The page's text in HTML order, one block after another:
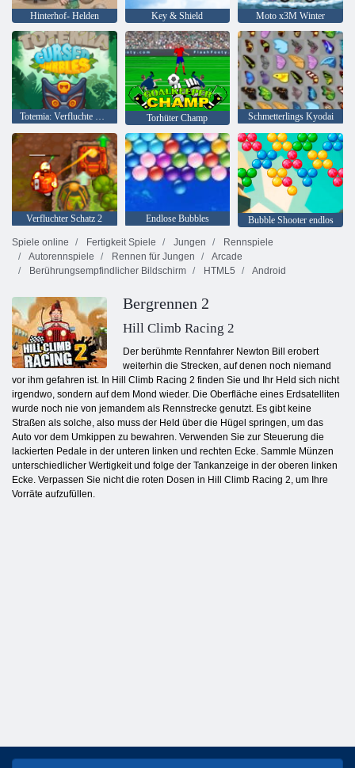
Hinterhof- Helden Key & Shield Moto x3M Winter
Totemia: Verfluchte Murmeln Torhüter Champ Schmetterlings Kyodai
Verfluchter Schatz 2 Endlose Bubbles
Bubble Shooter endlos
Spiele online
Fertigkeit Spiele Jungen
Rennspiele
Autorennspiele
Rennen für Jungen
Arcade
Berührungsempfindlicher Bildschirm
HTML5 Android
Bergrennen 2
Der berühmte Rennfahrer Newton Bill erobert
weiterhin die Strecken, auf denen noch niemand
vor ihm gefahren ist. In Hill Climb Racing 2 finden Sie und Ihr Held sich nicht
irgendwo, sondern auf dem Mond wieder. Die Oberfläche eines Erdsatelliten
wurde noch nie von jemandem als Rennstrecke genutzt. Es gibt keine
Straßen als solche, also muss der Held über die Hügel springen, um das
Auto vor dem Umkippen zu bewahren. Verwenden Sie zur Steuerung die
lackierten Pedale in der unteren linken und rechten Ecke. Sammle Münzen
unterschiedlicher Wertigkeit und folge der Tankanzeige in der oberen linken
Ecke. Verpassen Sie nicht die roten Dosen in Hill Climb Racing 2, um Ihre
Vorräte aufzufüllen.